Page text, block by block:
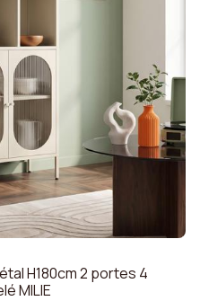
H180cm 2 portes 4
MILIE